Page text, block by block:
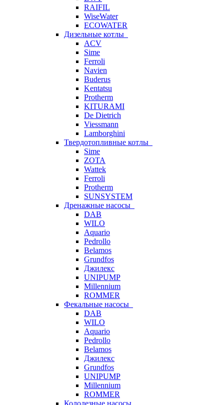
RAIFIL
WiseWater
ECOWATER
Дизельные котлы
ACV
Sime
Ferroli
Navien
Buderus
Kentatsu
Protherm
KITURAMI
De Dietrich
Viessmann
Lamborghini
Твердотопливные котлы
Sime
ZOTA
Wattek
Ferroli
Protherm
SUNSYSTEM
Дренажные насосы
DAB
WILO
Aquario
Pedrollo
Belamos
Grundfos
Джилекс
UNIPUMP
Millennium
ROMMER
Фекальные насосы
DAB
WILO
Aquario
Pedrollo
Belamos
Джилекс
Grundfos
UNIPUMP
Millennium
ROMMER
Колодезные насосы